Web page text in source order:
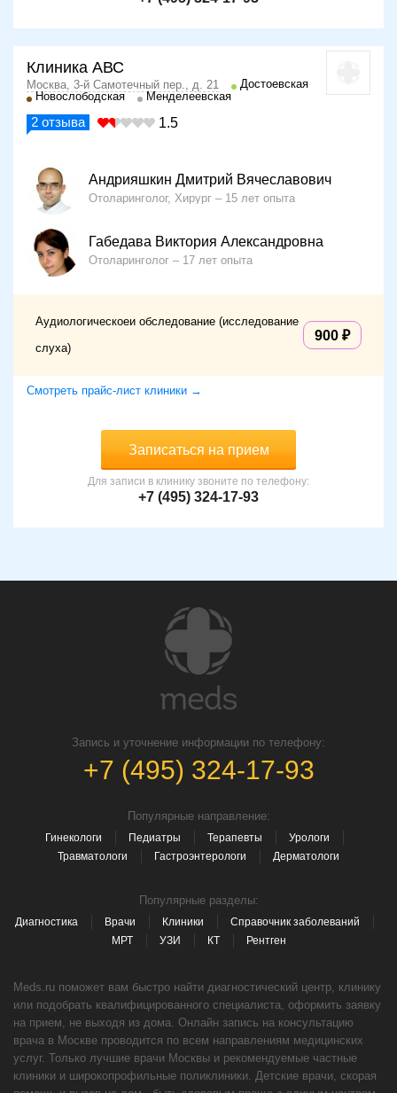
Клиника АВС
Москва, 3-й Самотечный пер., д. 21
Достоевская
Новослободская
Менделеевская
2 отзыва 1.5
Андрияшкин Дмитрий Вячеславович
Отоларинголог, Хирург 15 лет опыта
Габедава Виктория Александровна
Отоларинголог 17 лет опыта
Аудиологическоеи обследование (исследование
слуха)
900
Смотреть прайс-лист клиники →
Записаться на прием
Для записи в клинику звоните по телефону:
+7 (495) 324-17-93
Запись и уточнение информации по телефону:
+7 (495) 324-17-93
Популярные направление:
Гинекологи Педиатры Терапевты
Урологи
Травматологи
Гастроэнтерологи Дерматологи
Популярные разделы:
Диагностика Врачи Клиники
Справочник заболеваний
МРТ
УЗИ КТ Рентген
Meds.ru поможет вам быстро найти диагностический центр, клинику
или подобрать квалифицированного специалиста, оформить заявку
на прием, не выходя из дома. Онлайн запись на консультацию
врача в Москве проводится по всем направлениям медицинских
услуг. Только лучшие врачи Москвы и рекомендуемые частные
клиники и широкопрофильные поликлиники. Детские врачи, скорая